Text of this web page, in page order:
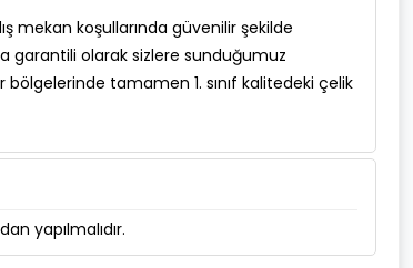
mekan koşullarında güvenilir şekilde
garantili olarak sizlere sunduğumuz
tamamen 1. sınıf kalitedeki çelik
yapılmalıdır.